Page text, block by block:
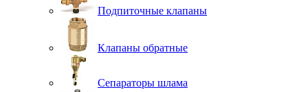
Подпиточные клапаны
Клапаны обратные
Сепараторы шлама